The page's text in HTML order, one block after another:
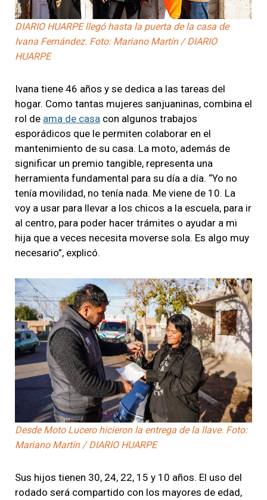
DIARIO HUARPE llegó hasta la puerta de la casa de
Ivana Fernández. Foto: Mariano Martín / DIARIO
HUARPE
Ivana tiene 46 años y se dedica a las tareas del
hogar. Como tantas mujeres sanjuaninas, combina el
rol de ama de casa con algunos trabajos
esporádicos que le permiten colaborar en el
mantenimiento de su casa. La moto, además de
significar un premio tangible, representa una
herramienta fundamental para su día a día. “Yo no
tenía movilidad, no tenía nada. Me viene de 10. La
voy a usar para llevar a los chicos a la escuela, para ir
al centro, para poder hacer trámites o ayudar a mi
hija que a veces necesita moverse sola. Es algo muy
necesario”, explicó.
Desde Moto Lucero hicieron la entrega de la llave. Foto:
Mariano Martín / DIARIO HUARPE
Sus hijos tienen 30, 24, 22, 15 y 10 años. El uso del
rodado será compartido con los mayores de edad,